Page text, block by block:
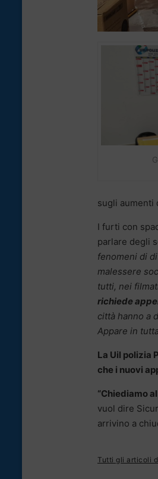
sugli aumenti
I furti con
parlare degli
fenomeni di
malessere
tutti, nei
richiede
città hanno a
Appare in
La Uil polizia
che i nuovi
“Chiediamo
vuol dire
arrivino a
Tutti gli articoli